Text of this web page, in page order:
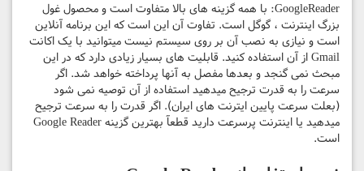
GoogleReader: با همه گزینه های بالا متفاوت است و محصول غول
بزرگ اینترنت ، گوگل است. تفاوت آن این است که این برنامه آنلاین
است و نیازی به نصب آن بر روی سیستم نیست میتوانید با یک اکانت
Gmail از آن استفاده کنید. قابلیت های بسیار زیادی دارد که در این
مبحث نمی گنجد و بعدها مفصل به آنها پرداخته خواهد شد. اگر
سرعت را به قدرت ترجیح میدهید استفاده از آن توصیه نمی شود
(بعلت سرعت پایین ایترنت های ایران). اگر قدرت را به سرعت ترجیح
میدهید یا اینترنت پرسرعت دارید قطعآ بهترین گزینه Google Reader
است.